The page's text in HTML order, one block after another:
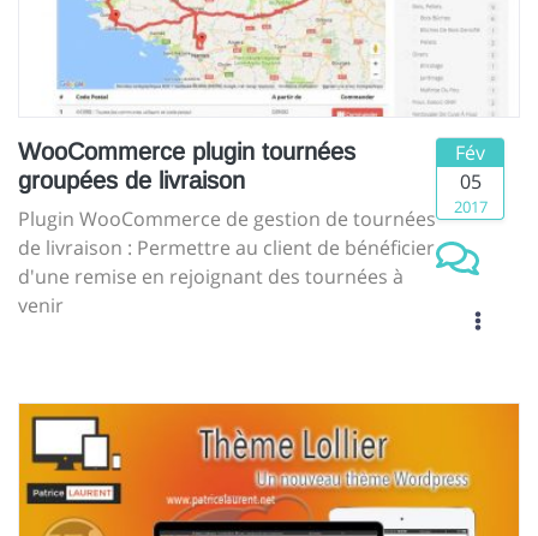
WooCommerce plugin tournées
groupées de livraison
Plugin WooCommerce de gestion de tournées
de livraison : Permettre au client de bénéficier
d'une remise en rejoignant des tournées à
venir
Fév
05
2017